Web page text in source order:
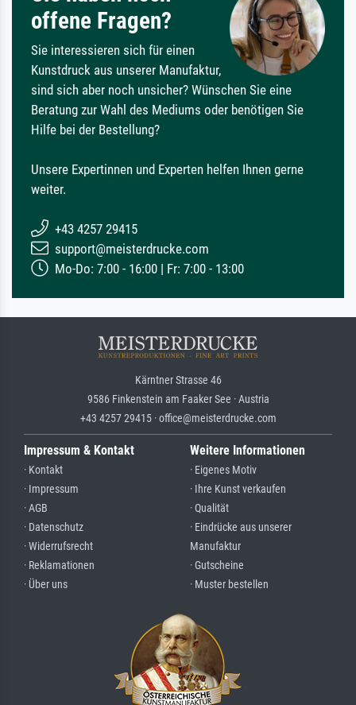
offene Fragen?
Sie interessieren sich für einen
Kunstdruck aus unserer Manufaktur,
sind sich aber noch unsicher? Wünschen Sie eine
Beratung zur Wahl des Mediums oder benötigen Sie
Hilfe bei der Bestellung?
Unsere Expertinnen und Experten helfen Ihnen gerne
weiter.
+43 4257 29415
support@meisterdrucke.com
Mo-Do: 7:00 - 16:00 | Fr: 7:00 - 13:00
Kärntner Strasse 46
9586 Finkenstein am Faaker See · Austria
+43 4257 29415 · office@meisterdrucke.com
Impressum & Kontakt
· Kontakt
· Impressum
· AGB
· Datenschutz
· Widerrufsrecht
· Reklamationen
· Über uns
Weitere Informationen
· Eigenes Motiv
· Ihre Kunst verkaufen
· Qualität
· Eindrücke aus unserer
Manufaktur
· Gutscheine
· Muster bestellen